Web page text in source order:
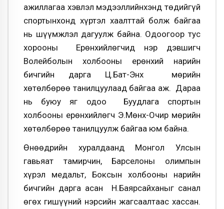
ажиллагаа хэвлэл мэдээллийнхэнд төдийгүй
спортынхонд хүртэл хаалттай болж байгаа
нь шүүмжлэл дагуулж байна. Одоогоор тус
хорооны Ерөнхийлөгчид нэр дэвшигч
Волейболын холбооны ерөнхий нарийн
бичгийн дарга Ц.Бат-Энх мөрийн
хөтөлбөрөө танилцуулаад байгаа аж. Дараа
нь буюу яг одоо Буудлага спортын
холбооны ерөнхийлөгч Э.Мөнх-Очир мөрийн
хөтөлбөрөө танилцуулж байгаа юм байна.
Өнөөдрийн хуралдаанд Монгол Улсын
гавьяат тамирчин, Барселоны олимпын
хүрэл медальт, Боксын холбооны нарийн
бичгийн дарга асан Н.Баярсайханыг санал
өгөх гишүүний нэрсийн жагсаалтаас хассан.